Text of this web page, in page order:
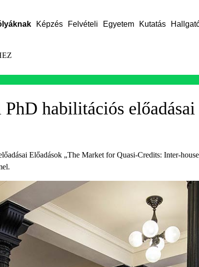
Képzés Felvételi Egyetem Kutatás
habilitációs előadásai
Előadások „The Market for Quasi-Credits: Inter-